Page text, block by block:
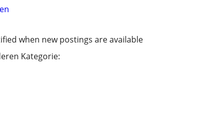
when new postings are available
Kategorie: